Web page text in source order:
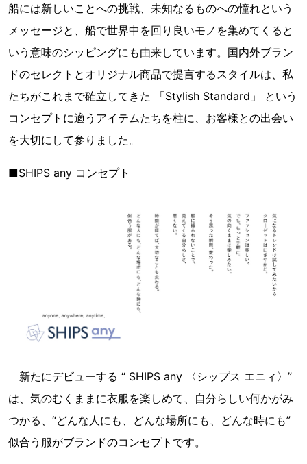
船には新しいことへの挑戦、未知なるものへの憧れという
メッセージと、船で世界中を回り良いモノを集めてくると
いう意味のシッピングにも由来しています。国内外ブラン
ドのセレクトとオリジナル商品で提言するスタイルは、私
たちがこれまで確立してきた 「Stylish Standard」 という
コンセプトに適うアイテムたちを柱に、お客様との出会い
を大切にして参りました。
■SHIPS any コンセプト
新たにデビューする “ SHIPS any 〈シップス エニィ〉”
は、気のむくままに衣服を楽しめて、自分らしい何かがみ
つかる、“どんな人にも、どんな場所にも、どんな時にも”
似合う服がブランドのコンセプトです。